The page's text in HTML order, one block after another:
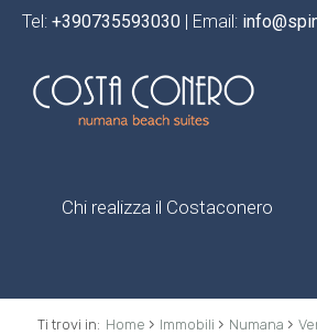
Chi realizza il Costaconero
Tel: +390735593030 | Email:
Ti trovi in: Home › Immobili › Numana ›